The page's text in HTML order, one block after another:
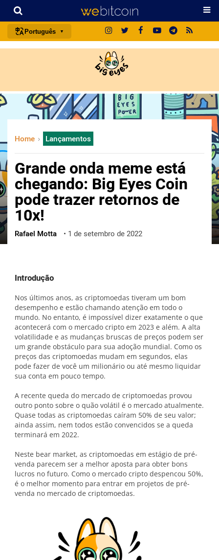
Português
français
italiano
日本語
русский
한국어
العربية
ไทย
ქართული
Home Lançamentos
Grande onda meme está
chegando: Big Eyes Coin
pode trazer retornos de
10x!
Rafael Motta • 1 de setembro de 2022
Introdução
Nos últimos anos, as criptomoedas tiveram um bom
desempenho e estão chamando atenção em todo o
mundo. No entanto, é impossível dizer exatamente o que
acontecerá com o mercado cripto em 2023 e além. A alta
volatilidade e as mudanças bruscas de preços podem ser
um grande obstáculo para sua adoção mundial. Como os
preços das criptomoedas mudam em segundos, elas
pode fazer de você um milionário ou até mesmo liquidar
sua conta em pouco tempo.
A recente queda do mercado de criptomoedas provou
outro ponto sobre o quão volátil é o mercado atualmente.
Quase todas as criptomoedas caíram 50% de seu valor;
ainda assim, nem todos estão convencidos se a queda
terminará em 2022.
Neste bear market, as criptomoedas em estágio de pré-
venda parecem ser a melhor aposta para obter bons
lucros no futuro. Como o mercado cripto despencou 50%,
é o melhor momento para entrar em projetos de pré-
venda no mercado de criptomoedas.